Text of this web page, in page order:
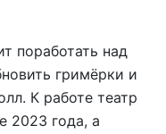
поработать над
гримёрки и
К работе театр
2023 года, а